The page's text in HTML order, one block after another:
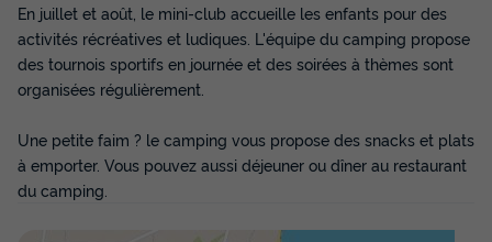
Congélateur
Réfrigérateur
+ 2
du20/09/2026 au27/09/2026
Meilleur prix pour 7 nuits
Modifier les dates
277 €
En juillet et août, le mini-club accueille les enfants pour des
activités récréatives et ludiques. L'équipe du camping propose
des tournois sportifs en journée et des soirées à thèmes sont
organisées régulièrement.
Une petite faim ? le camping vous propose des snacks et plats
à emporter. Vous pouvez aussi déjeuner ou dîner au restaurant
du camping.